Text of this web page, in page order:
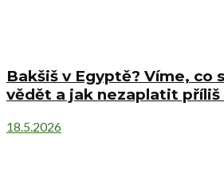
Bakšiš v Egyptě? Víme, co
vědět a jak nezaplatit příliš
18.5.2026